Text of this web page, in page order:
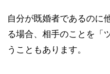
自分が既婚者であるのに
る場合、 相手のことを「
うこともあります。